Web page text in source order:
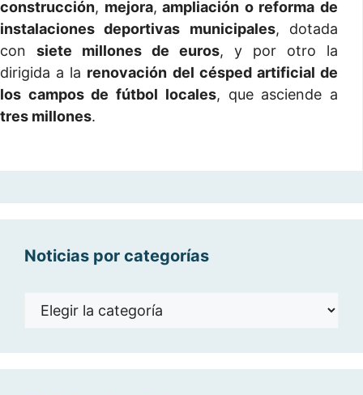
construcción, mejora, ampliación o reforma de
instalaciones deportivas municipales, dotada
con siete millones de euros, y por otro la
dirigida a la renovación del césped artificial de
los campos de fútbol locales, que asciende a
tres millones.
Noticias por categorías
Noticias